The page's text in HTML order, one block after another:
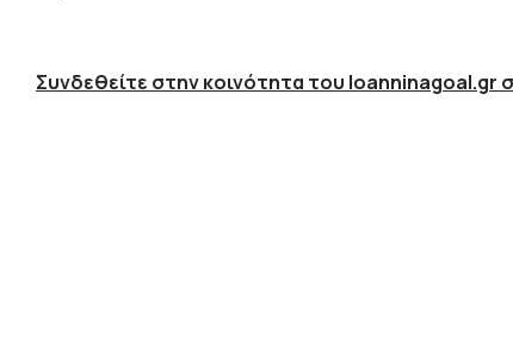
Συνδεθείτε στην κοινότητα του Ioanninagoal.gr